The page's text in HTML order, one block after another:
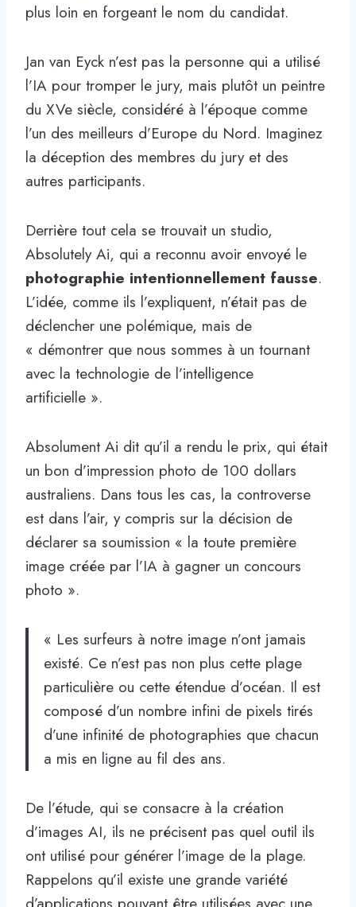
plus loin en forgeant le nom du candidat.
Jan van Eyck n’est pas la personne qui a utilisé
l’IA pour tromper le jury, mais plutôt un peintre
du XVe siècle, considéré à l’époque comme
l’un des meilleurs d’Europe du Nord. Imaginez
la déception des membres du jury et des
autres participants.
Derrière tout cela se trouvait un studio,
Absolutely Ai, qui a reconnu avoir envoyé le
photographie intentionnellement fausse.
L’idée, comme ils l’expliquent, n’était pas de
déclencher une polémique, mais de
« démontrer que nous sommes à un tournant
avec la technologie de l’intelligence
artificielle ».
Absolument Ai dit qu’il a rendu le prix, qui était
un bon d’impression photo de 100 dollars
australiens. Dans tous les cas, la controverse
est dans l’air, y compris sur la décision de
déclarer sa soumission « la toute première
image créée par l’IA à gagner un concours
photo ».
« Les surfeurs à notre image n’ont jamais
existé. Ce n’est pas non plus cette plage
particulière ou cette étendue d’océan. Il est
composé d’un nombre infini de pixels tirés
d’une infinité de photographies que chacun
a mis en ligne au fil des ans.
De l’étude, qui se consacre à la création
d’images AI, ils ne précisent pas quel outil ils
ont utilisé pour générer l’image de la plage.
Rappelons qu’il existe une grande variété